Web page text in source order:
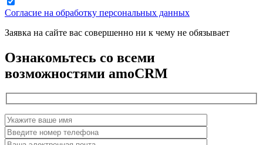
Согласие на обработку персональных данных
Заявка на сайте вас совершенно ни к чему не обязывает
Ознакомьтесь со всеми
возможностями amoCRM